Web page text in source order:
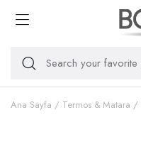
Ana Sayfa Termos & Matara